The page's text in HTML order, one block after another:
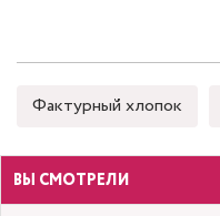
Фактурный хлопок
ВЫ СМОТРЕЛИ